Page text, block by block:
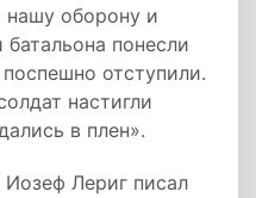
нашу оборону и
понесли
отступили.
настигли
в плен».
Лериг писал